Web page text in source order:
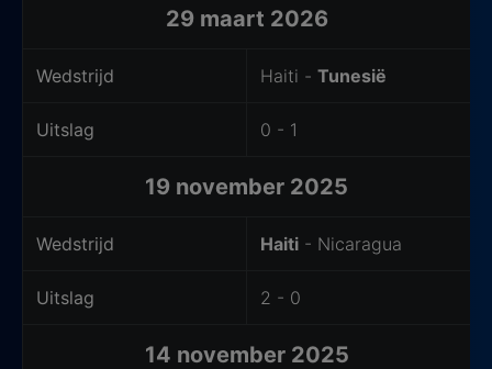
29 maart 2026
Wedstrijd Haiti - Tunesië
Uitslag 0 - 1
19 november 2025
Wedstrijd Haiti - Nicaragua
Uitslag 2 - 0
14 november 2025